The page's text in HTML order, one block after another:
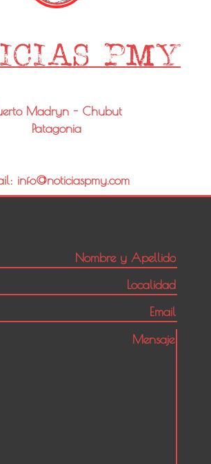
Madryn - Chubut
Patagonia
info@noticiaspmy.com